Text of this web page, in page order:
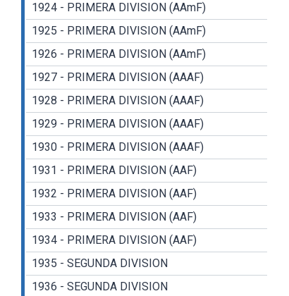
1924 - PRIMERA DIVISION (AAmF)
1925 - PRIMERA DIVISION (AAmF)
1926 - PRIMERA DIVISION (AAmF)
1927 - PRIMERA DIVISION (AAAF)
1928 - PRIMERA DIVISION (AAAF)
1929 - PRIMERA DIVISION (AAAF)
1930 - PRIMERA DIVISION (AAAF)
1931 - PRIMERA DIVISION (AAF)
1932 - PRIMERA DIVISION (AAF)
1933 - PRIMERA DIVISION (AAF)
1934 - PRIMERA DIVISION (AAF)
1935 - SEGUNDA DIVISION
1936 - SEGUNDA DIVISION